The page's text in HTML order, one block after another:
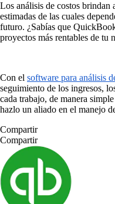
Los análisis de costos brindan
estimadas de las cuales
futuro. ¿Sabías que
proyectos más rentables de tu
Con el software para análisis
seguimiento de los ingresos,
cada trabajo, de manera
hazlo un aliado en el manejo
Compartir
Compartir